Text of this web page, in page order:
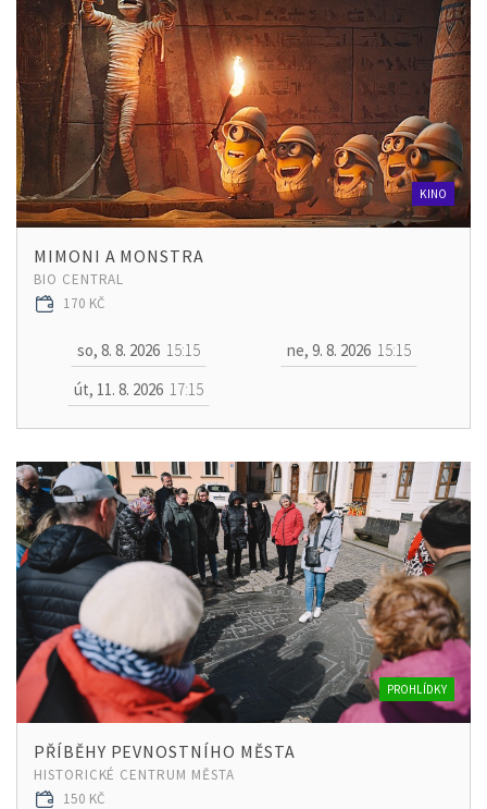
KINO
MIMONI A MONSTRA
BIO CENTRAL
170 KČ
so, 8. 8. 2026 15:15 ne, 9. 8. 2026 15:15
út, 11. 8. 2026 17:15
PROHLÍDKY
PŘÍBĚHY PEVNOSTNÍHO MĚSTA
HISTORICKÉ CENTRUM MĚSTA
150 KČ